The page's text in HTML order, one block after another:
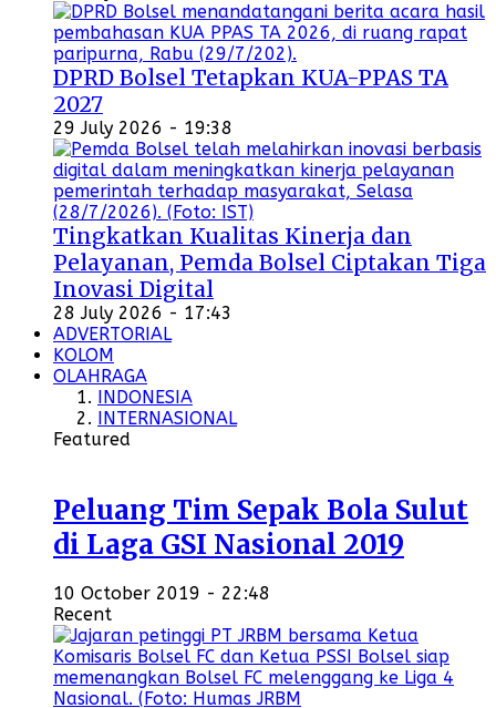
DPRD Bolsel Tetapkan KUA-PPAS TA
2027
29 July 2026 - 19:38
Tingkatkan Kualitas Kinerja dan
Pelayanan, Pemda Bolsel Ciptakan Tiga
Inovasi Digital
28 July 2026 - 17:43
ADVERTORIAL
KOLOM
OLAHRAGA
INDONESIA
INTERNASIONAL
Featured
Peluang Tim Sepak Bola Sulut
di Laga GSI Nasional 2019
10 October 2019 - 22:48
Recent